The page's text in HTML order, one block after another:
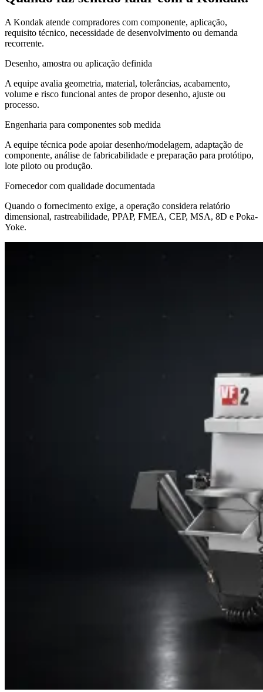
A Kondak atende compradores com componente, aplicação,
requisito técnico, necessidade de desenvolvimento ou demanda
recorrente.
Desenho, amostra ou aplicação definida
A equipe avalia geometria, material, tolerâncias, acabamento,
volume e risco funcional antes de propor desenho, ajuste ou
processo.
Engenharia para componentes sob medida
A equipe técnica pode apoiar desenho/modelagem, adaptação de
componente, análise de fabricabilidade e preparação para protótipo,
lote piloto ou produção.
Fornecedor com qualidade documentada
Quando o fornecimento exige, a operação considera relatório
dimensional, rastreabilidade, PPAP, FMEA, CEP, MSA, 8D e Poka-
Yoke.